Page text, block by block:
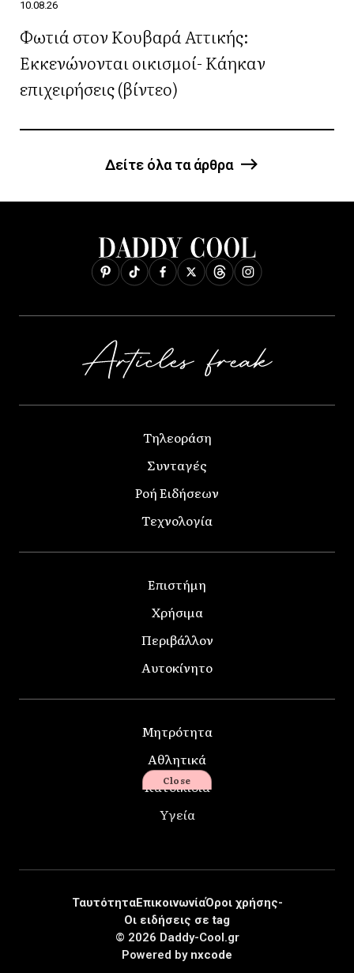
10.08.26
Φωτιά στον Κουβαρά Αττικής:
Εκκενώνονται οικισμοί- Κάηκαν
επιχειρήσεις (βίντεο)
Δείτε όλα τα άρθρα
Τηλεοράση
Συνταγές
Ροή Ειδήσεων
Τεχνολογία
Επιστήμη
Χρήσιμα
Περιβάλλον
Αυτοκίνητο
Μητρότητα
Αθλητικά
Κατοικίδια
Υγεία
© 2026 Daddy-Cool.gr
ΤαυτότηταΕπικοινωνίαΌροι χρήσης-
Οι ειδήσεις σε tag
Powered by nxcode
Close